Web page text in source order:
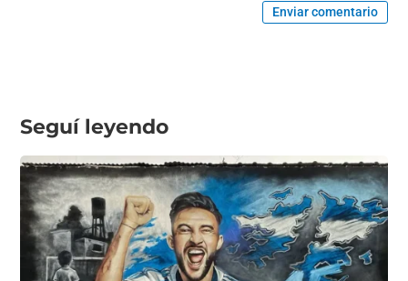
Enviar comentario
Seguí leyendo